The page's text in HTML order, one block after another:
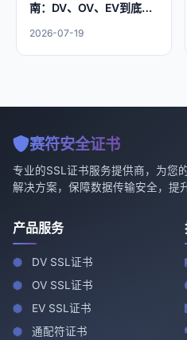
南：DV、OV、EV到底怎
2026-07-19
赛符安全证书
专业的SSL证书服务提供商，为您
解决方案，保障数据传输安全，提
产品服务
DV SSL证书
OV SSL证书
EV SSL证书
通配符证书